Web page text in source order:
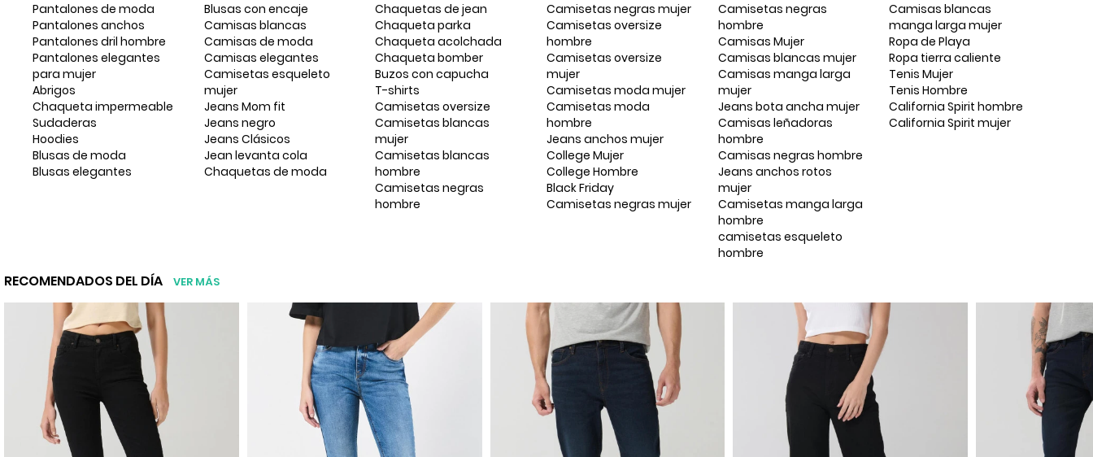
Pantalones de moda
Pantalones anchos
Pantalones dril hombre
Pantalones elegantes
para mujer
Abrigos
Chaqueta impermeable
Sudaderas
Hoodies
Blusas de moda
Blusas elegantes
Blusas con encaje
Camisas blancas
Camisas de moda
Camisas elegantes
Camisetas esqueleto
mujer
Jeans Mom fit
Jeans negro
Jeans Clásicos
Jean levanta cola
Chaquetas de moda
Chaquetas de jean
Chaqueta parka
Chaqueta acolchada
Chaqueta bomber
Buzos con capucha
T-shirts
Camisetas oversize
Camisetas blancas
mujer
Camisetas blancas
hombre
Camisetas negras
hombre
Camisetas negras mujer
Camisetas oversize
hombre
Camisetas oversize
mujer
Camisetas moda mujer
Camisetas moda
hombre
Jeans anchos mujer
College Mujer
College Hombre
Black Friday
Camisetas negras mujer
Camisetas negras
hombre
Camisas Mujer
Camisas blancas mujer
Camisas manga larga
mujer
Jeans bota ancha mujer
Camisas leñadoras
hombre
Camisas negras hombre
Jeans anchos rotos
mujer
Camisetas manga larga
hombre
camisetas esqueleto
hombre
Camisas blancas
manga larga mujer
Ropa de Playa
Ropa tierra caliente
Tenis Mujer
Tenis Hombre
California Spirit hombre
California Spirit mujer
RECOMENDADOS DEL DÍA VER MÁS